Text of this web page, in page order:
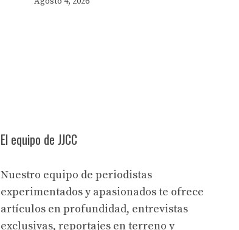
El equipo de JJCC
Nuestro equipo de periodistas
experimentados y apasionados te ofrece
artículos en profundidad, entrevistas
exclusivas, reportajes en terreno y